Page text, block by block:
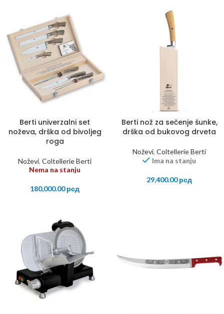
Berti univerzalni set
noževa, drška od bivoljeg
roga
Noževi, Coltellerie Berti
Nema na stanju
180,000.00рсд
Berti nož za sečenje šunke,
drška od bukovog drveta
Noževi, Coltellerie Berti
Ima na stanju
29,400.00рсд